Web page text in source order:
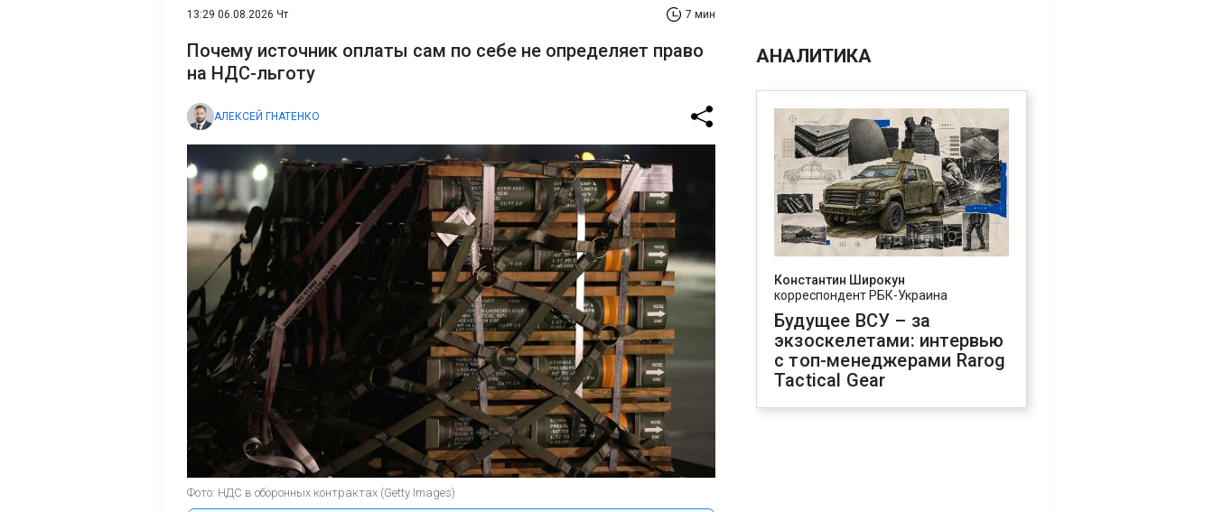
13:29 06.08.2026 Чт 7 мин
Почему источник оплаты сам по себе не определяет право
на НДС-льготу
АЛЕКСЕЙ ГНАТЕНКО
Фото: НДС в оборонных контрактах (Getty Images)
АНАЛИТИКА
Константин Широкун
корреспондент РБК-Украина
Будущее ВСУ – за
экзоскелетами: интервью
с топ-менеджерами Rarog
Tactical Gear